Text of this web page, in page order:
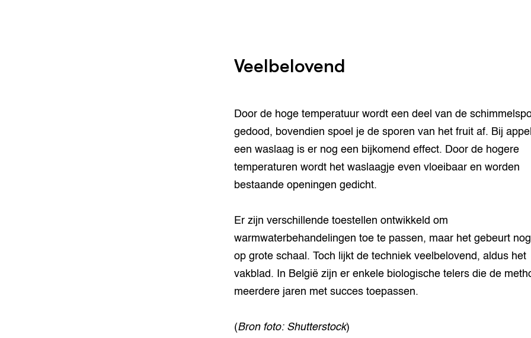
Veelbelovend
Door de hoge temperatuur wordt een deel van de
gedood, bovendien spoel je de sporen van het fruit af. Bij
een waslaag is er nog een bijkomend effect. Door de hogere
temperaturen wordt het waslaagje even vloeibaar en worden
bestaande openingen gedicht.
Er zijn verschillende toestellen ontwikkeld om
warmwaterbehandelingen toe te passen, maar het gebeurt
op grote schaal. Toch lijkt de techniek veelbelovend, aldus het
vakblad. In België zijn er enkele biologische telers die de
meerdere jaren met succes toepassen.
(Bron foto: Shutterstock)